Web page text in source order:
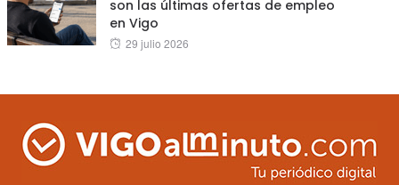
son las últimas ofertas de empleo
en Vigo
Posted
29 julio 2026